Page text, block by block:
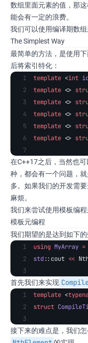
数组里面元素的值，那
能会有一定的浪费。
我们可以使用编译期数组
The Simplest Way
最简单的方法，是使用
后将索引特化：
template <int
template <>
template <>
template <>
template <>
template <>
在C++17之后，当然也
种，都会有一个问题，
多。如果我们的开发需
麻烦。
我们来尝试使用模板编程
模板元编程
我们期望的是达到如下的
using MyArray =
std::cout <<
首先我们来实现
template <
struct
接下来的难点是，我们